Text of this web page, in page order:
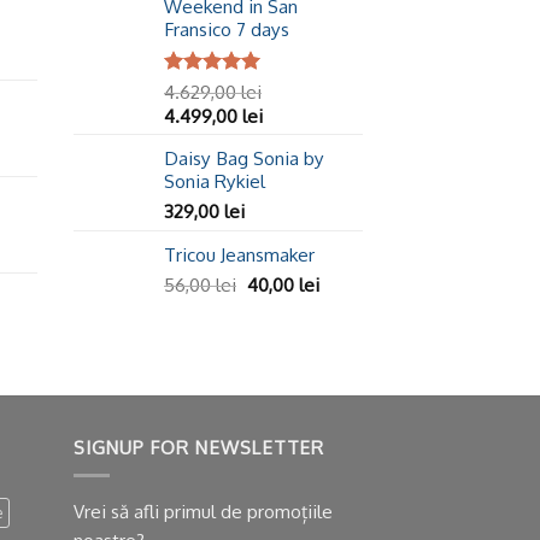
Weekend in San
Fransico 7 days
Evaluat la
5.00din 5
4.629,00lei
4.499,00 lei
Daisy Bag Sonia by
Sonia Rykiel
329,00 lei
Tricou Jeansmaker
56,00lei 40,00 lei
SIGNUP FOR NEWSLETTER
Vrei să afli primul de promoțiile